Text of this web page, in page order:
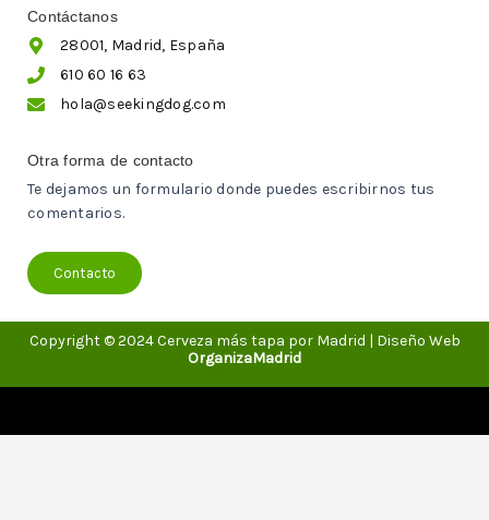
Contáctanos
28001, Madrid, España
610 60 16 63
hola@seekingdog.com
Otra forma de contacto
Te dejamos un formulario donde puedes escribirnos tus
comentarios.
Contacto
Copyright © 2024 Cerveza más tapa por Madrid | Diseño Web
OrganizaMadrid